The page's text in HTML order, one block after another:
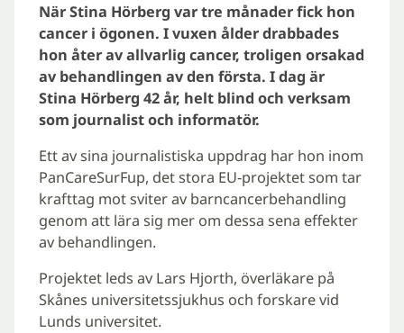
När Stina Hörberg var tre månader fick hon
cancer i ögonen. I vuxen ålder drabbades
hon åter av allvarlig cancer, troligen orsakad
av behandlingen av den första. I dag är
Stina Hörberg 42 år, helt blind och verksam
som journalist och informatör.
Ett av sina journalistiska uppdrag har hon inom
PanCareSurFup, det stora EU-projektet som tar
krafttag mot sviter av barncancerbehandling
genom att lära sig mer om dessa sena effekter
av behandlingen.
Projektet leds av Lars Hjorth, överläkare på
Skånes universitetssjukhus och forskare vid
Lunds universitet.